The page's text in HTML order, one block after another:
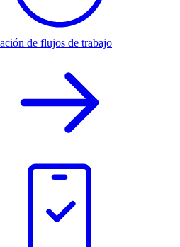
de flujos de trabajo